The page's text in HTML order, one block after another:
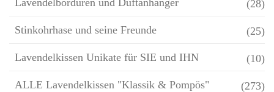
Lavendelbordüren und Duftanhänger (28)
Stinkohrhase und seine Freunde (25)
Lavendelkissen Unikate für SIE und IHN (10)
ALLE Lavendelkissen "Klassik & Pompös" (273)